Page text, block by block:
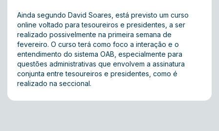
Ainda segundo David Soares, está previsto um curso
online voltado para tesoureiros e presidentes, a ser
realizado possivelmente na primeira semana de
fevereiro. O curso terá como foco a interação e o
entendimento do sistema OAB, especialmente para
questões administrativas que envolvem a assinatura
conjunta entre tesoureiros e presidentes, como é
realizado na seccional.